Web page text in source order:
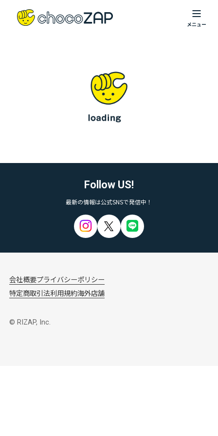
Follow US!
最新の情報は公式SNSで発信中！
会社概要プライバシーポリシー
特定商取引法利用規約海外店舗
© RIZAP, Inc.